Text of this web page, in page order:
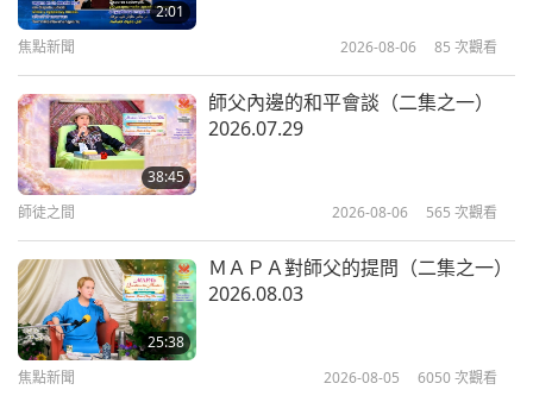
幸福磁石
純素兒童才華洋溢！（二集之一）
2:01
焦點新聞 2026-08-06 85 次觀看
38:45
師父內邊的和平會談（二集之一）
2026.07.29
師徒之間 2026-08-06 565 次觀看
25:38
ＭＡＰＡ對師父的提問（二集之一）
2026.08.03
焦點新聞 2026-08-05 6050次觀看